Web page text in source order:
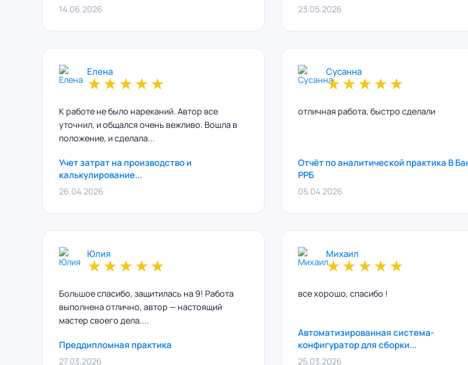
14.06.2026 23.05.2026
Елена
★★★★★
К работе не было нареканий. Автор все
уточнил, и общался очень вежливо. Вошла в
положение, и сделала...
Учет затрат на производство и
калькулирование...
26.04.2026
Сусанна
★★★★★
отличная работа, быстро сделали
Отчёт по аналитической практика В
РРБ
05.04.2026
Юлия
★★★★★
Большое спасибо, защитилась на 9! Работа
выполнена отлично, автор — настоящий
мастер своего дела....
Преддипломная практика
27.03.2026
Михаил
★★★★★
все хорошо, спасибо !
Автоматизированная система-
конфигуратор для сборки...
25.03.2026